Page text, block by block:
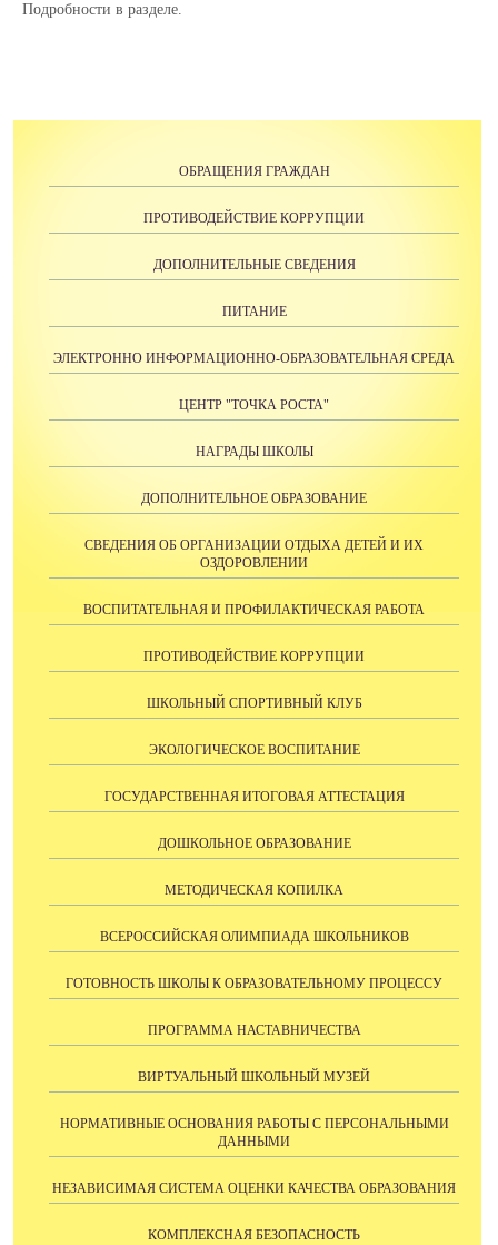
Подробности в разделе.
ОБРАЩЕНИЯ ГРАЖДАН
ПРОТИВОДЕЙСТВИЕ КОРРУПЦИИ
ДОПОЛНИТЕЛЬНЫЕ СВЕДЕНИЯ
ПИТАНИЕ
ЭЛЕКТРОННО ИНФОРМАЦИОННО-ОБРАЗОВАТЕЛЬНАЯ СРЕДА
ЦЕНТР "ТОЧКА РОСТА"
НАГРАДЫ ШКОЛЫ
ДОПОЛНИТЕЛЬНОЕ ОБРАЗОВАНИЕ
СВЕДЕНИЯ ОБ ОРГАНИЗАЦИИ ОТДЫХА ДЕТЕЙ И ИХ
ОЗДОРОВЛЕНИИ
ВОСПИТАТЕЛЬНАЯ И ПРОФИЛАКТИЧЕСКАЯ РАБОТА
ПРОТИВОДЕЙСТВИЕ КОРРУПЦИИ
ШКОЛЬНЫЙ СПОРТИВНЫЙ КЛУБ
ЭКОЛОГИЧЕСКОЕ ВОСПИТАНИЕ
ГОСУДАРСТВЕННАЯ ИТОГОВАЯ АТТЕСТАЦИЯ
ДОШКОЛЬНОЕ ОБРАЗОВАНИЕ
МЕТОДИЧЕСКАЯ КОПИЛКА
ВСЕРОССИЙСКАЯ ОЛИМПИАДА ШКОЛЬНИКОВ
ГОТОВНОСТЬ ШКОЛЫ К ОБРАЗОВАТЕЛЬНОМУ ПРОЦЕССУ
ПРОГРАММА НАСТАВНИЧЕСТВА
ВИРТУАЛЬНЫЙ ШКОЛЬНЫЙ МУЗЕЙ
НОРМАТИВНЫЕ ОСНОВАНИЯ РАБОТЫ С ПЕРСОНАЛЬНЫМИ
ДАННЫМИ
НЕЗАВИСИМАЯ СИСТЕМА ОЦЕНКИ КАЧЕСТВА ОБРАЗОВАНИЯ
КОМПЛЕКСНАЯ БЕЗОПАСНОСТЬ